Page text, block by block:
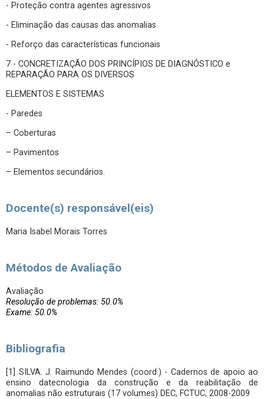
- Proteção contra agentes agressivos
- Eliminação das causas das anomalias
- Reforço das características funcionais
7 - CONCRETIZAÇÃO DOS PRINCÍPIOS DE DIAGNÓSTICO e
REPARAÇÃO PARA OS DIVERSOS
ELEMENTOS E SISTEMAS
- Paredes
– Coberturas
– Pavimentos
– Elementos secundários.
Docente(s) responsável(eis)
Maria Isabel Morais Torres
Métodos de Avaliação
Avaliação
Resolução de problemas: 50.0%
Exame: 50.0%
Bibliografia
[1] SILVA. J. Raimundo Mendes (coord.) - Cadernos de apoio ao
ensino datecnologia da construção e da reabilitação de
anomalias não estruturais (17 volumes) DEC, FCTUC, 2008-2009